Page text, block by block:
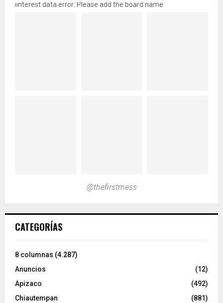
pinterest data error: Please add the board name
@thefirstmess
CATEGORÍAS
8 columnas (4.287)
Anuncios
(12)
Apizaco
(492)
Chiautempan
(881)